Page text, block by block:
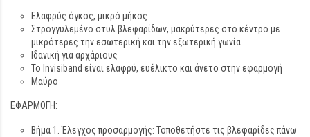
Ελαφρύς όγκος, μικρό μήκος
Στρογγυλεμένο στυλ βλεφαρίδων, μακρύτερες στο κέντρο με
μικρότερες την εσωτερική και την εξωτερική γωνία
Ιδανική για αρχάριους
Το Invisiband είναι ελαφρύ, ευέλικτο και άνετο στην εφαρμογή
Μαύρο
ΕΦΑΡΜΟΓΗ:
Βήμα 1. Έλεγχος προσαρμογής: Τοποθετήστε τις βλεφαρίδες πάνω